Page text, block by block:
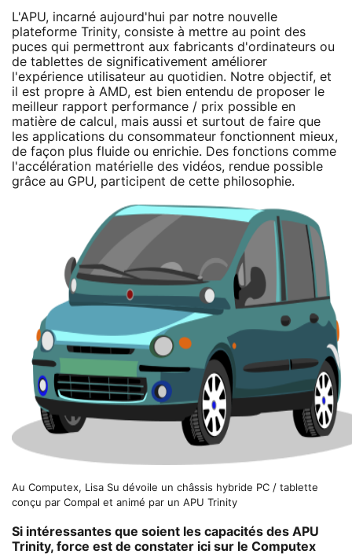
L'APU, incarné aujourd'hui par notre nouvelle
plateforme Trinity, consiste à mettre au point des
puces qui permettront aux fabricants d'ordinateurs ou
de tablettes de significativement améliorer
l'expérience utilisateur au quotidien. Notre objectif, et
il est propre à AMD, est bien entendu de proposer le
meilleur rapport performance / prix possible en
matière de calcul, mais aussi et surtout de faire que
les applications du consommateur fonctionnent mieux,
de façon plus fluide ou enrichie. Des fonctions comme
l'accélération matérielle des vidéos, rendue possible
grâce au GPU, participent de cette philosophie.
Au Computex, Lisa Su dévoile un châssis hybride PC / tablette
conçu par Compal et animé par un APU Trinity
Si intéressantes que soient les capacités des APU
Trinity, force est de constater ici sur le Computex